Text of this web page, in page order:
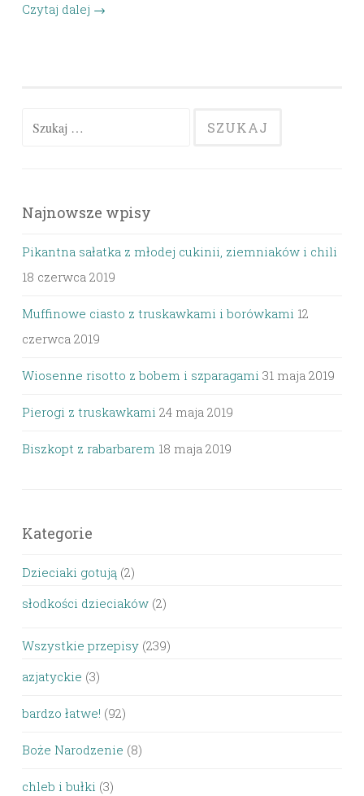
Czytaj dalej →
Szukaj:
Najnowsze wpisy
Pikantna sałatka z młodej cukinii, ziemniaków i chili
18 czerwca 2019
Muffinowe ciasto z truskawkami i borówkami 12
czerwca 2019
Wiosenne risotto z bobem i szparagami 31 maja 2019
Pierogi z truskawkami 24 maja 2019
Biszkopt z rabarbarem 18 maja 2019
Kategorie
Dzieciaki gotują (2)
słodkości dzieciaków (2)
Wszystkie przepisy (239)
azjatyckie (3)
bardzo łatwe! (92)
Boże Narodzenie (8)
chleb i bułki (3)